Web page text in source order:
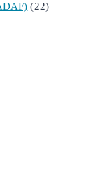
(22)